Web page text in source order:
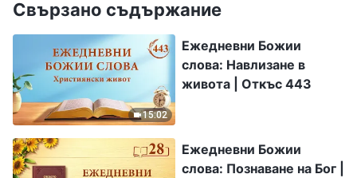
Свързано съдържание
15:02
Ежедневни Божии
слова: Навлизане в
живота | Откъс 443
Ежедневни Божии
слова: Познаване на Бог |